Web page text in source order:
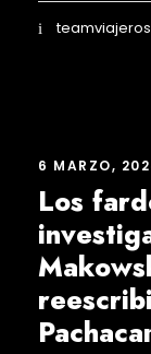
teamviajeros
6 MARZO,
Los